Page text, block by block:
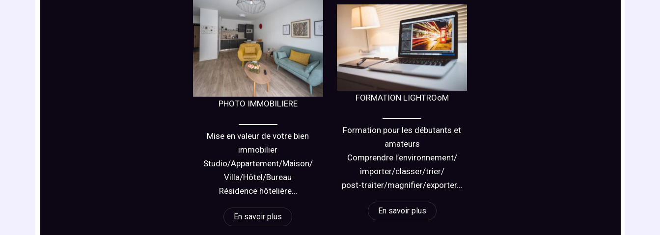
PHOTO IMMOBILIERE
Mise en valeur de votre bien
immobilier
Studio/Appartement/Maison/
Villa/Hôtel/Bureau
Résidence hôtelière…
En savoir plus
FORMATION LIGHTROoM
Formation pour les débutants et
amateurs
Comprendre l’environnement/
importer/classer/trier/
post-traiter/magnifier/exporter…
En savoir plus